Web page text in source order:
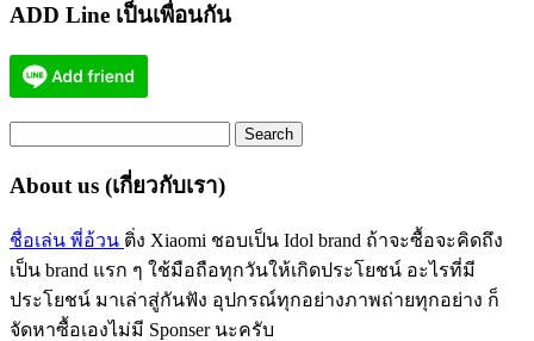
ADD Line เป็นเพื่อนกัน
for:
About us (เกี่ยวกับเรา)
ชื่อเล่น พี่อ้วน ติ่ง Xiaomi ชอบเป็น Idol brand ถ้าจะซื้อจะคิดถึง
เป็น brand แรก ๆ ใช้มือถือทุกวันให้เกิดประโยชน์ อะไรที่มี
ประโยชน์ มาเล่าสู่กันฟัง อุปกรณ์ทุกอย่างภาพถ่ายทุกอย่าง ก็
จัดหาซื้อเองไม่มี Sponser นะครับ